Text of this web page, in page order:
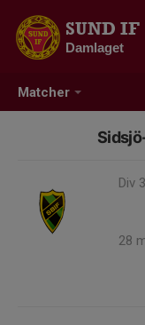
Matcher
SUND IF
Damlaget
Div
28